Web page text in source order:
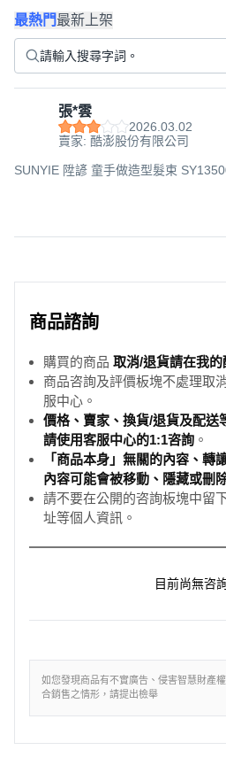
最熱門最新上架
張*雲
2026.03.02
賣家: 酷澎股份有限公司
SUNYIE 陞諺 童手做造型髮束
商品諮詢
購買的商品 取消/退貨請在我
商品咨詢及評價板塊不處理取
服中心。
價格、賣家、換貨/退貨及配送
請使用客服中心的1:1咨詢 。
「商品本身」無關的內容、轉
內容可能會被移動、隱藏或刪
請不要在公開的咨詢板塊中留
址等個人資訊。
目前尚無咨
如您發現商品有不實廣告、侵害智慧財產
合銷售之情形，請提出檢舉